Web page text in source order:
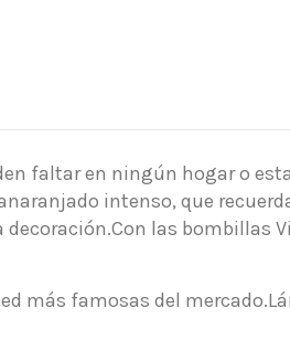
faltar en ningún hogar o
intenso, que
las bombillas
más famosas del